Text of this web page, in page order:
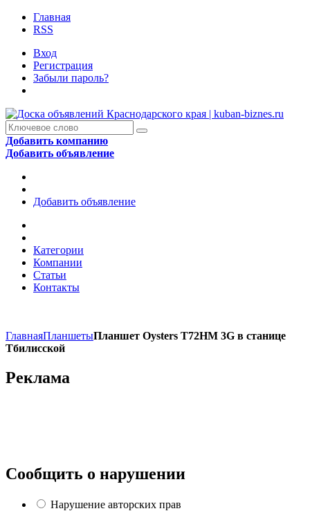
Главная
RSS
Вход
Регистрация
Забыли пароль?
Добавить компанию
Добавить объявление
Добавить объявление
Категории
Компании
Статьи
Контакты
ГлавнаяПланшетыПланшет Oysters T72HM 3G в станице
Тбилисской
Реклама
Сообщить о нарушении
Нарушение авторских прав